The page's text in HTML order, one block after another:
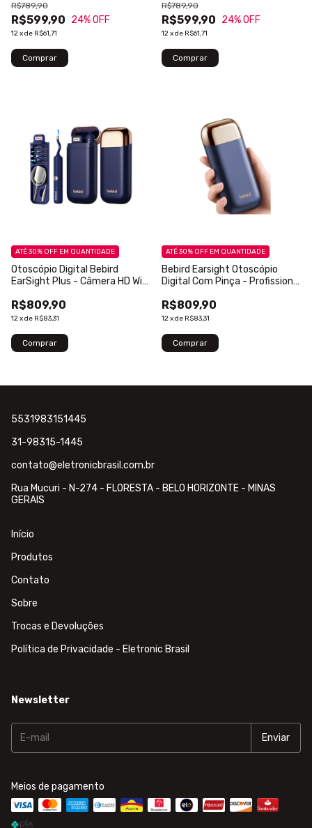
R$599,90
R$789,90
24% OFF
12xde R$61,71
R$599,90
R$789,90
24% OFF
12xde R$61,71
Otoscópio Digital Bebird
EarSight Plus - Câmera HD Wi-
R$809,90
12xde R$83,31
ATÉ 30% OFF EM QUANTIDADE
Bebird Earsight Otoscópio
Digital Com Pinça - Profissional
R$809,90
12xde R$83,31
ATÉ 30% OFF EM QUANTIDADE
5531983151445
31-98315-1445
contato@eletronicbrasil.com.br
Rua Mucuri - N-274 - FLORESTA - BELO HORIZONTE - MINAS
GERAIS
Início
Produtos
Contato
Sobre
Trocas e Devoluções
Política de Privacidade - Eletronic Brasil
Newsletter
Meios de pagamento